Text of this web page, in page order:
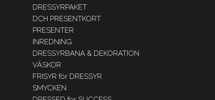
DRESSYRPAKET
DCH PRESENTKORT
PRESENTER
INREDNING
DRESSYRBANA & DEKORATION
VÄSKOR
FRISYR för DRESSYR
SMYCKEN